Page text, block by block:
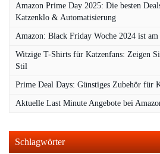
Amazon Prime Day 2025: Die besten
Katzenklo & Automatisierung
Amazon: Black Friday Woche 2024 ist am
Witzige T-Shirts für Katzenfans: Zeigen
Stil
Prime Deal Days: Günstiges Zubehör für
Aktuelle Last Minute Angebote bei
Schlagwörter